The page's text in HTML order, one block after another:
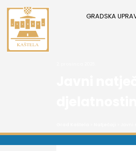
Preskoči
sadržaj
GRADSKA